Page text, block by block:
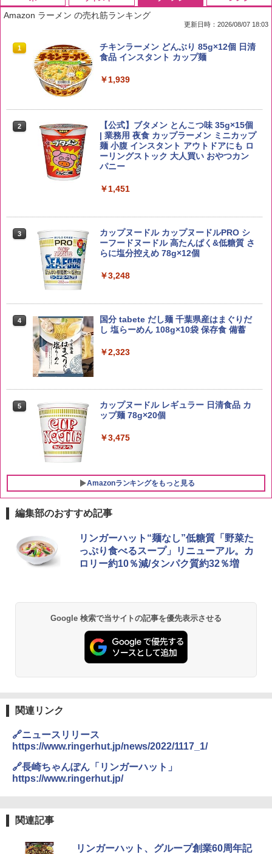
1 by Amazon 国産ブレンド米 精米 5kg
2
野沢農産 無洗米 青い流るる コシヒカリ
5kg 長野県産 令和7年産
￥3,980
3
【在庫処分価格】ももたろう印 無洗米 5
kg 業務用 お米マイスターブレンド
￥2,680
4
by Amazon あきたこまちブレンド 無洗
米 5kg
￥3,396
5
by Amazon 新潟県産 新潟のお米 無洗米
5kg
￥3,274
1
ブラックニッカ ニッカ Nikka ウィスキ
ー4000ml ブラックニッカクリア ウヰス
お得 4リットル
角瓶 2700ml サントリー ウイスキー ハ
イボール 大容量
3
角ハイボール 350ml×24本 サントリー ウ
イスキー ハイボール 缶
4
トリスウイスキー 4000ml サントリー 大
容量 4リットル
￥4,345
5
【数量限定】フロム・ザ・バレル モルト
ウイスキー500ml アサヒ [ 日本 500ml ]
【中元 ギフト プレゼント 贈り物に】
￥4,402
Amazon ラーメン の売れ筋ランキング
更新日時：2026/08/07 18:03
1
チキンラーメン どんぶり 85g×12個 日清
食品 インスタント カップ麺
￥1,939
2
【公式】ブタメン とんこつ味 35g×15個
| 業務用 夜食 カップラーメン ミニカップ
麺 小腹 インスタント アウトドアにも ロ
ーリングストック 大人買い おやつカン
パニー
￥1,451
3
カップヌードル カップヌードルPRO シ
ーフードヌードル 高たんぱく&低糖質 さ
らに塩分控えめ 78g×12個
￥3,248
4
国分 tabete だし麺 千葉県産はまぐりだ
し 塩らーめん 108g×10袋 保存食 備蓄
￥2,323
5
カップヌードル レギュラー 日清食品 カ
ップ麺 78g×20個
￥3,475
Amazonランキングをもっと見る
1
[山善] スチームオーブンレンジ 25L 一人
暮らし 二人暮らし フラットテーブル ス
チーム調理 自動メニュー19種搭載 角皿
付き ブラック MRK-F250TSV(B)
シャープ 過熱水蒸気 オーブンレンジ 23
L 1段調理 ブラック RE-WF232-B シンプ
ル操作 コンパクト 一人暮らし 二人暮ら
し らくチン!（絶対湿度）センサー ノン
フライ調理 トースト スチームあたため
[山善] スチームオーブンレンジ 省エネ
高効率 15L 一人暮らし 二人暮らし スチ
ーム調理 フラットテーブル トースト機
能 自動メニュー33種 簡単お手入れ ブラ
編集部のおすすめ記事
リンガーハット“麺なし”低糖質「野菜た
っぷり食べるスープ」リニューアル。カ
ロリー約10％減/タンパク質約32％増
Google 検索で当サイトの記事を優先表示させる
関連リンク
🔗ニュースリリース
https://www.ringerhut.jp/news/2022/1117_1/
🔗長崎ちゃんぽん「リンガーハット」
https://www.ringerhut.jp/
関連記事
リンガーハット、グループ創業60周年記